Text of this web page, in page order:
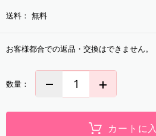
送料： 無料
お客様都合での返品・交換はできません。
数量：
カートに